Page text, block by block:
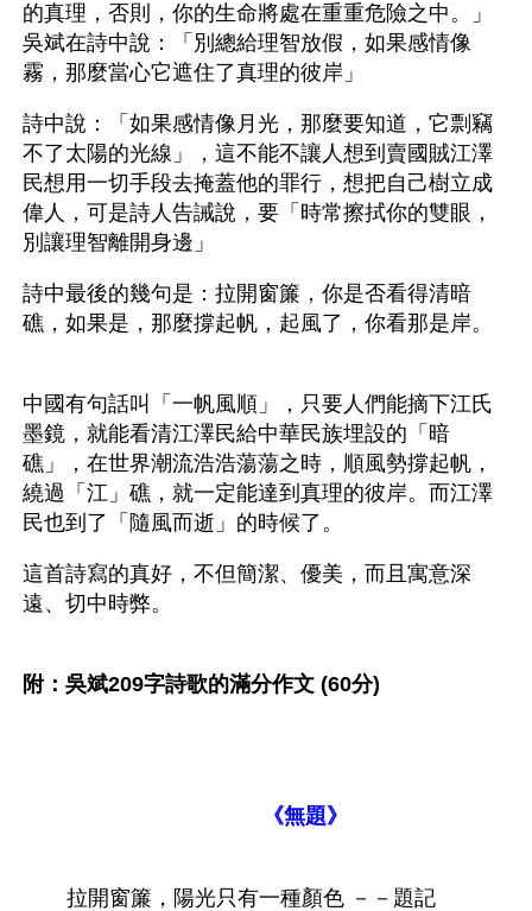
的真理，否則，你的生命將處在重重危險之中。」
吳斌在詩中說：「別總給理智放假，如果感情像
霧，那麼當心它遮住了真理的彼岸」
詩中說：「如果感情像月光，那麼要知道，它剽竊
不了太陽的光線」，這不能不讓人想到賣國賊江澤
民想用一切手段去掩蓋他的罪行，想把自己樹立成
偉人，可是詩人告誡說，要「時常擦拭你的雙眼，
別讓理智離開身邊」
詩中最後的幾句是：拉開窗簾，你是否看得清暗
礁，如果是，那麼撐起帆，起風了，你看那是岸。
中國有句話叫「一帆風順」，只要人們能摘下江氏
墨鏡，就能看清江澤民給中華民族埋設的「暗
礁」，在世界潮流浩浩蕩蕩之時，順風勢撐起帆，
繞過「江」礁，就一定能達到真理的彼岸。而江澤
民也到了「隨風而逝」的時候了。
這首詩寫的真好，不但簡潔、優美，而且寓意深
遠、切中時弊。
附：吳斌209字詩歌的滿分作文 (60分)
      　　《無題》
拉開窗簾，陽光只有一種顏色 －－題記